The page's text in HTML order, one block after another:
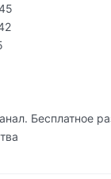
Бесплатное